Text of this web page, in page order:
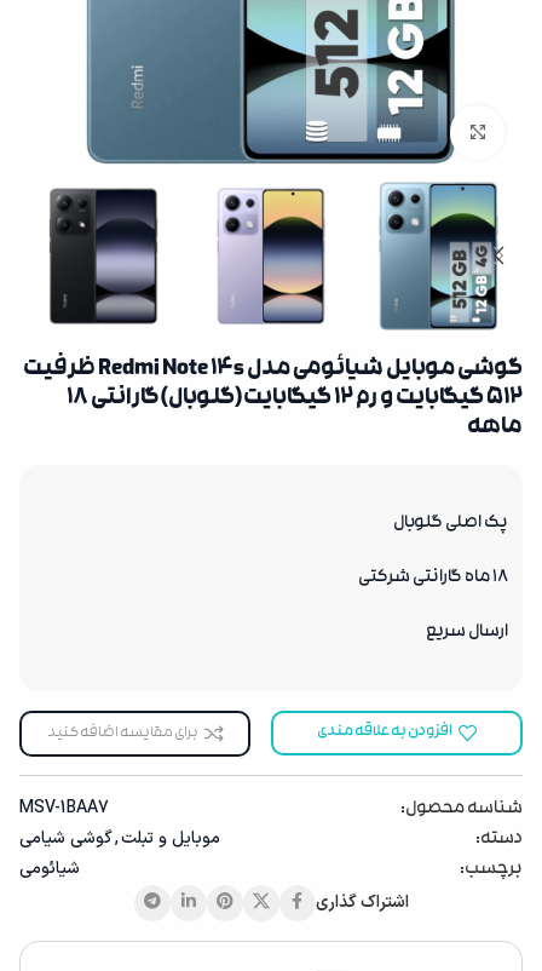
بزرگنمایی تصویر
گوشی موبایل شیائومی مدل Redmi Note 14s ظرفیت
512 گیگابایت و رم 12 گیگابایت(گلوبال)گارانتی 18
ماهه
پک اصلی گلوبال
18 ماه گارانتی شرکتی
ارسال سریع
افزودن به علاقه مندی برای مقایسه اضافه کنید
شناسه محصول:
MSV-1BAA7
دسته:
موبایل ‌‌و تبلت,گوشی شیامی
برچسب:
شیائومی
اشتراک گذاری